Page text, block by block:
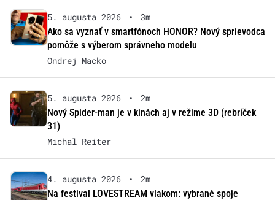
5. augusta 2026 •
3m
Ako sa vyznať v smartfónoch HONOR? Nový sprievodca
pomôže s výberom správneho modelu
Ondrej Macko
5. augusta 2026 •
2m
Nový Spider-man je v kinách aj v režime 3D (rebríček
31)
Michal Reiter
4. augusta 2026 •
2m
Na festival LOVESTREAM vlakom: vybrané spoje